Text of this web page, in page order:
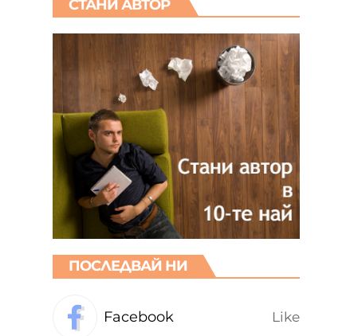
СТАНИ АВТОР
ПОСЛЕДВАЙ НИ
Facebook Like